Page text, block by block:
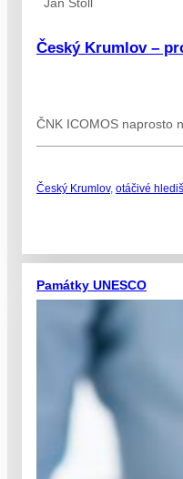
Český Krumlov –
ČNK ICOMOS naprosto
Český Krumlov, otáčivé
Památky UNESCO